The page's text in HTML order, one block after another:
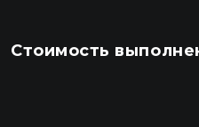
Стоимость